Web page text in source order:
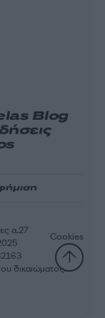
Blog
α.27
Cookies
δικαιώματος.